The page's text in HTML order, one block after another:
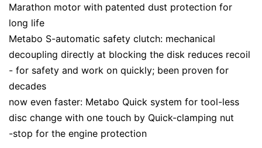
Marathon motor with patented dust protection for
long life
Metabo S-automatic safety clutch: mechanical
decoupling directly at blocking the disk reduces recoil
- for safety and work on quickly; been proven for
decades
now even faster: Metabo Quick system for tool-less
disc change with one touch by Quick-clamping nut
-stop for the engine protection